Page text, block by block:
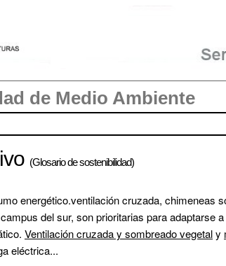
de Medio Ambiente
(Glosario de sostenibilidad)
energético.ventilación cruzada, chimeneas
del sur, son prioritarias para adaptarse
Ventilación cruzada y sombreado vegetal y
eléctrica...